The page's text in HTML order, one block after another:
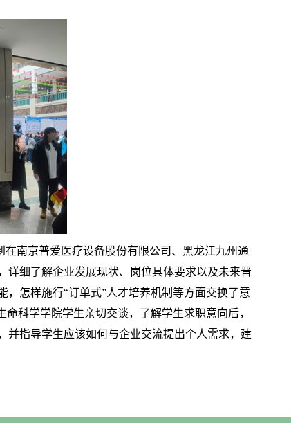
南京普爱医疗设备股份有限公司、黑龙江九州通
详细了解企业发展现状、岗位具体要求以及未来晋
怎样施行“订单式”人才培养机制等方面交换了意
科学学院学生亲切交谈，了解学生求职意向后，
并指导学生应该如何与企业交流提出个人需求，建